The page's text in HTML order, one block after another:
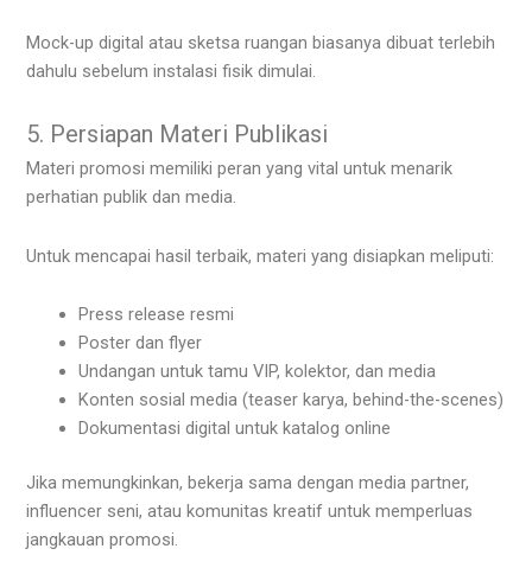
Mock-up digital atau sketsa ruangan biasanya dibuat terlebih
dahulu sebelum instalasi fisik dimulai.
5. Persiapan Materi Publikasi
Materi promosi memiliki peran yang vital untuk menarik
perhatian publik dan media.
Untuk mencapai hasil terbaik, materi yang disiapkan meliputi:
Press release resmi
Poster dan flyer
Undangan untuk tamu VIP, kolektor, dan media
Konten sosial media (teaser karya, behind-the-scenes)
Dokumentasi digital untuk katalog online
Jika memungkinkan, bekerja sama dengan media partner,
influencer seni, atau komunitas kreatif untuk memperluas
jangkauan promosi.